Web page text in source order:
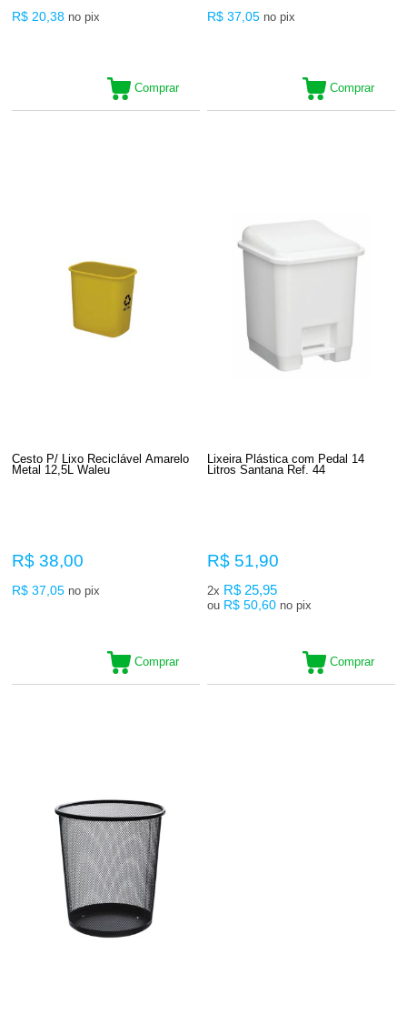
R$ 20,38 no pix
Comprar
R$ 37,05 no pix
Comprar
Cesto P/ Lixo Reciclável Amarelo
Metal 12,5L Waleu
R$ 38,00
R$ 37,05 no pix
Comprar
Lixeira Plástica com Pedal 14
Litros Santana Ref. 44
R$ 51,90
2x R$ 25,95
ou R$ 50,60 no pix
Comprar